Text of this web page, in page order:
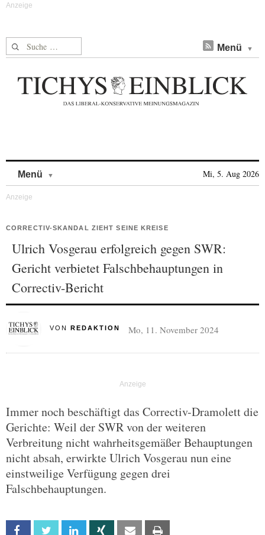
Suche nach: Menü
Menü Mi, 5. Aug 2026
CORRECTIV-SKANDAL ZIEHT SEINE KREISE
Ulrich Vosgerau erfolgreich gegen SWR:
Gericht verbietet Falschbehauptungen in
Correctiv-Bericht
VON REDAKTION Mo, 11. November 2024
Immer noch beschäftigt das Correctiv-Dramolett die
Gerichte: Weil der SWR von der weiteren
Verbreitung nicht wahrheitsgemäßer Behauptungen
nicht absah, erwirkte Ulrich Vosgerau nun eine
einstweilige Verfügung gegen drei
Falschbehauptungen.
Facebook Twitter Linkedin Xing Email